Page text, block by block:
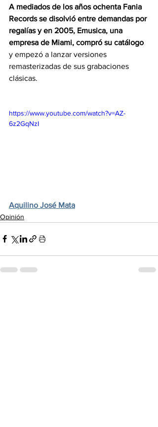
A mediados de los años ochenta Fania
Records se disolvió entre demandas por
regalías y en 2005, Emusica, una
empresa de Miami, compró su catálogo
y empezó a lanzar versiones
remasterizadas de sus grabaciones
clásicas.
https://www.youtube.com/watch?v=AZ-
6z2GqNzI
Aquilino José Mata
Opinión